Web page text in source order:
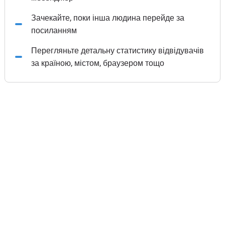
Зачекайте, поки інша людина перейде за
посиланням
Перегляньте детальну статистику відвідувачів
за країною, містом, браузером тощо